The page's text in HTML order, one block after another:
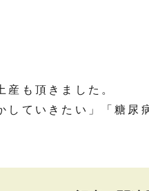
も頂きました。
ていきたい」「糖